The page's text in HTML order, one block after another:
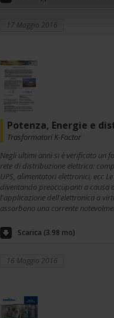
17 Maggio 2016
Potenza, Energie e
Trasformatori K-Factor
Negli ultimi anni si è verificato un
rete di distribuzione elettrica:
UPS, alimentatori elettronici, ecc
diventando preoccupanti a causa
l'applicazione dell'elettronica a
assorbono una corrente
Scarica (3.98 mo)
16 Maggio 2016